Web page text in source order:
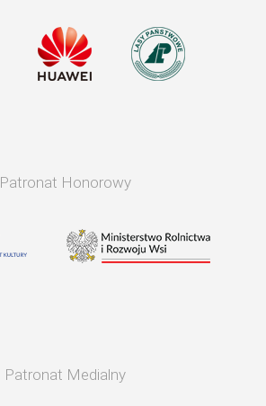
Patronat Honorowy
Patronat Medialny